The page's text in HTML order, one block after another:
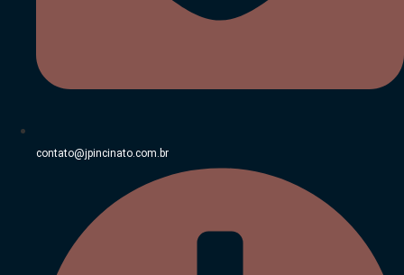
contato@jpincinato.com.br